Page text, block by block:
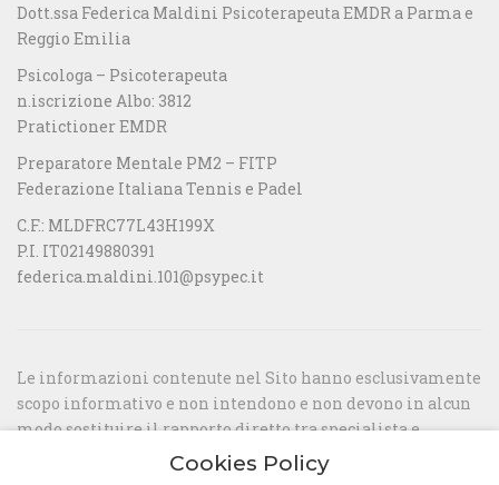
Dott.ssa Federica Maldini Psicoterapeuta EMDR a Parma e
Reggio Emilia
Psicologa – Psicoterapeuta
n.iscrizione Albo: 3812
Pratictioner EMDR
Preparatore Mentale PM2 – FITP
Federazione Italiana Tennis e Padel
C.F.: MLDFRC77L43H199X
P.I. IT02149880391
federica.maldini.101@psypec.it
Le informazioni contenute nel Sito hanno esclusivamente
scopo informativo e non intendono e non devono in alcun
modo sostituire il rapporto diretto tra specialista e
paziente o la visita specialistica.
Cookies Policy